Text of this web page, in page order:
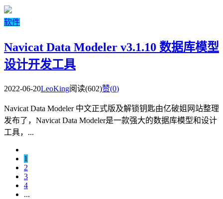
软件
Navicat Data Modeler v3.1.10 数据库模型
设计开发工具
2022-06-20LeoKing阅读(602)赞(0)
Navicat Data Modeler 中文正式版及解锁钥匙由亿破姐网站整理
发布了，Navicat Data Modeler是一款强大的数据库模型和设计
工具，...
1
2
3
4
...